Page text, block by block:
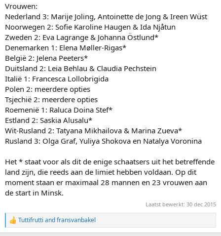
Vrouwen:
Nederland 3: Marije Joling, Antoinette de Jong & Ireen Wüst
Noorwegen 2: Sofie Karoline Haugen & Ida Njåtun
Zweden 2: Eva Lagrange & Johanna Östlund*
Denemarken 1: Elena Møller-Rigas*
België 2: Jelena Peeters*
Duitsland 2: Leia Behlau & Claudia Pechstein
Italië 1: Francesca Lollobrigida
Polen 2: meerdere opties
Tsjechië 2: meerdere opties
Roemenië 1: Raluca Doina Stef*
Estland 2: Saskia Alusalu*
Wit-Rusland 2: Tatyana Mikhailova & Marina Zueva*
Rusland 3: Olga Graf, Yuliya Shokova en Natalya Voronina
Het * staat voor als dit de enige schaatsers uit het betreffende
land zijn, die reeds aan de limiet hebben voldaan. Op dit
moment staan er maximaal 28 mannen en 23 vrouwen aan
de start in Minsk.
Laatst bewerkt: 30 dec 2015
R
e
Tuttifrutti andfransvanbakel